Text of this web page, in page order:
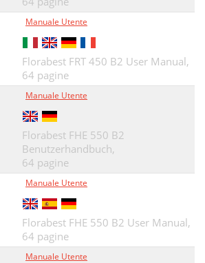
Manuale Utente
Florabest FRT 450 B2 User Manual,
64 pagine
Manuale Utente
Florabest FHE 550 B2
Benutzerhandbuch,
64 pagine
Manuale Utente
Florabest FHE 550 B2 User Manual,
64 pagine
Manuale Utente